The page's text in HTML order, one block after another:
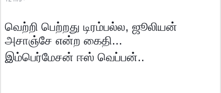
வெற்றி பெற்றது டிரம்பல்ல, ஜூலியன்
அசாஞ்சே என்ற கைதி...
இம்பெர்மேசன் ஈஸ் வெப்பன்..